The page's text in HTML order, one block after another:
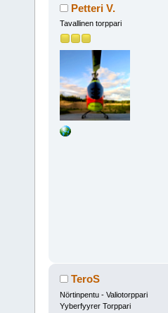
Petteri V.
Tavallinen torppari
TeroS
Nörtinpentu - Valiotorppari
Yyberfyyrer Torppari